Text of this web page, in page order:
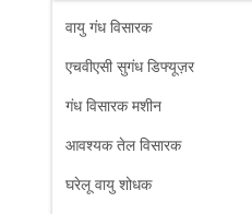
वायु गंध विसारक
एचवीएसी सुगंध डिफ्यूज़र
गंध विसारक मशीन
आवश्यक तेल विसारक
घरेलू वायु शोधक